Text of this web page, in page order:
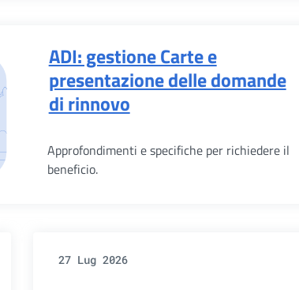
ADI: gestione Carte e
presentazione delle domande
di rinnovo
Approfondimenti e specifiche per richiedere il
beneficio.
27 Lug 2026